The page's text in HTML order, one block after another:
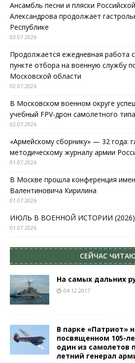
Ансамбль песни и пляски
Александрова продолжает
Республике
03.07.2026
Продолжается ежедневная работа
пункте отбора на военную службу
Московской области
02.07.2026
В Московском военном округе
учебный FPV-дрон самолетного типа
02.07.2026
«Армейскому сборнику» — 32 года:
методическому журналу армии
01.07.2026
В Москве прошла конференция
Валентиновича Кирилина
01.07.2026
ИЮЛЬ В ВОЕННОЙ ИСТОРИИ (2026)
01.07.2026
СЕЙЧАС
На самых дальних
04.12.2017
В парке «Патриот»
посвященном 105-
один из самолетов
летний генерал